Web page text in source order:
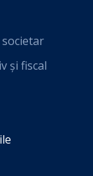
și fiscal